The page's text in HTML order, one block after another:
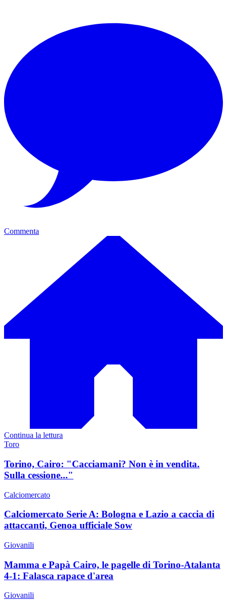
Commenta
Continua la lettura
Toro
Torino, Cairo: "Cacciamani? Non è in vendita.
Sulla cessione..."
Calciomercato
Calciomercato Serie A: Bologna e Lazio a caccia di
attaccanti, Genoa ufficiale Sow
Giovanili
Mamma e Papà Cairo, le pagelle di Torino-Atalanta
4-1: Falasca rapace d'area
Giovanili